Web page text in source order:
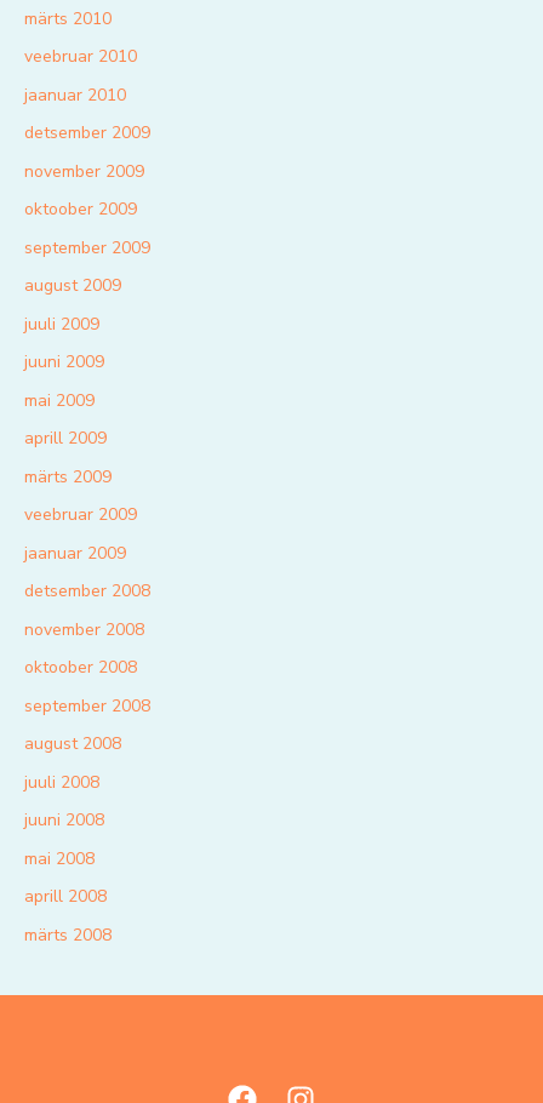
märts 2010
veebruar 2010
jaanuar 2010
detsember 2009
november 2009
oktoober 2009
september 2009
august 2009
juuli 2009
juuni 2009
mai 2009
aprill 2009
märts 2009
veebruar 2009
jaanuar 2009
detsember 2008
november 2008
oktoober 2008
september 2008
august 2008
juuli 2008
juuni 2008
mai 2008
aprill 2008
märts 2008